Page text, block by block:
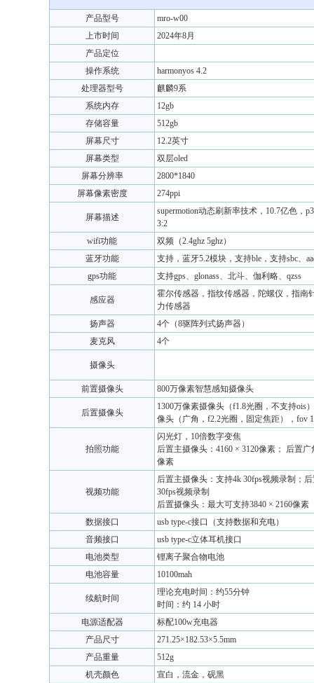
产品型号
mro-w00
上市时间
2024年8月
产品定位
操作系统
harmonyos 4.2
处理器型号
麒麟9系
系统内存
12gb
存储容量
512gb
屏幕尺寸
12.2英寸
屏幕类型
双层oled
屏幕分辨率
2800*1840
屏幕像素密度
274ppi
屏幕描述
supermotion动态刷新率技术，10.7亿色，
3:2
wifi功能
双频（2.4ghz 5ghz）
蓝牙功能
支持，蓝牙5.2模块，支持ble，支持sbc、
gps功能
支持gps、glonass、北斗、伽利略、qzss
感应器
霍尔传感器，指纹传感器，陀螺仪，指南
力传感器
扬声器
4个（8驱阵列式扬声器）
麦克风
4个
摄像头
前置摄像头 800万像素智慧感知摄像头
后置摄像头
1300万像素摄像头（f1.8光圈，不支持ois
像头（广角，f2.2光圈，固定焦距），fov
拍照功能
闪光灯，10倍数字变焦
后置主摄像头：4160 × 3120像素； 后置广
像素
视频功能
后置主摄像头：支持4k 30fps视频录制；
30fps视频录制
后置摄像头：最大可支持3840 × 2160像素
数据接口
usb type-c接口（支持数据和充电）
音频接口
usb type-c立体耳机接口
电池类型
锂离子聚合物电池
电池容量
10100mah
续航时间
理论充电时间：约55分钟
时间：约 14 小时
电源适配器
标配100w充电器
产品尺寸
271.25×182.53×5.5mm
产品重量
512g
机壳颜色
宣白，流金，砚黑